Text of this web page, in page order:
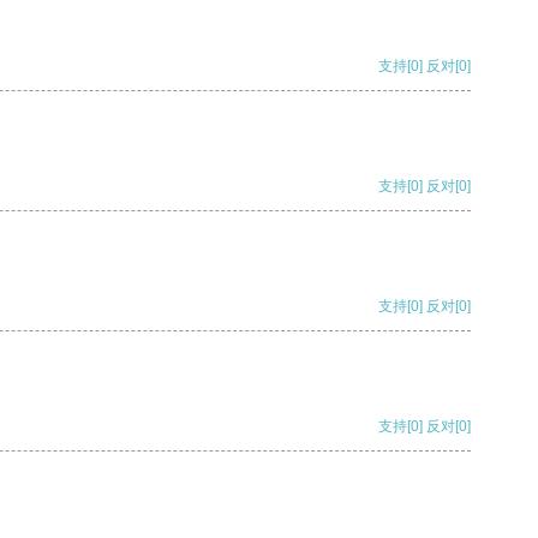
支持[0] 反对[0]
支持[0] 反对[0]
支持[0] 反对[0]
支持[0] 反对[0]